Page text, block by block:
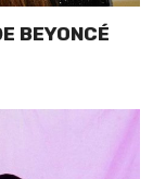
BEYONCÉ